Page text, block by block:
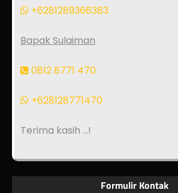
+6281289366383
Bapak Sulaiman
0812 8771 470
+628128771470
Terima kasih ...!
Formulir Kontak